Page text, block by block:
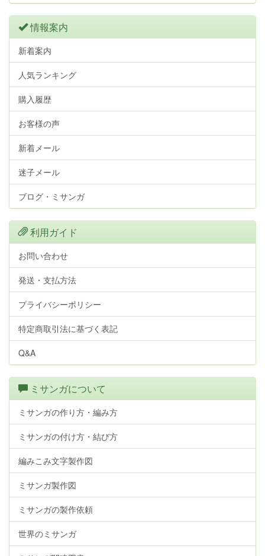
情報案内
新着案内
人気ランキング
購入履歴
お客様の声
新着メール
迷子メール
ブログ・ミサンガ
利用ガイド
お問い合わせ
発送・支払方法
プライバシーポリシー
特定商取引法に基づく表記
Q&A
ミサンガについて
ミサンガの作り方・編み方
ミサンガの付け方・結び方
編みこみ文字製作図
ミサンガ製作図
ミサンガの製作依頼
世界のミサンガ